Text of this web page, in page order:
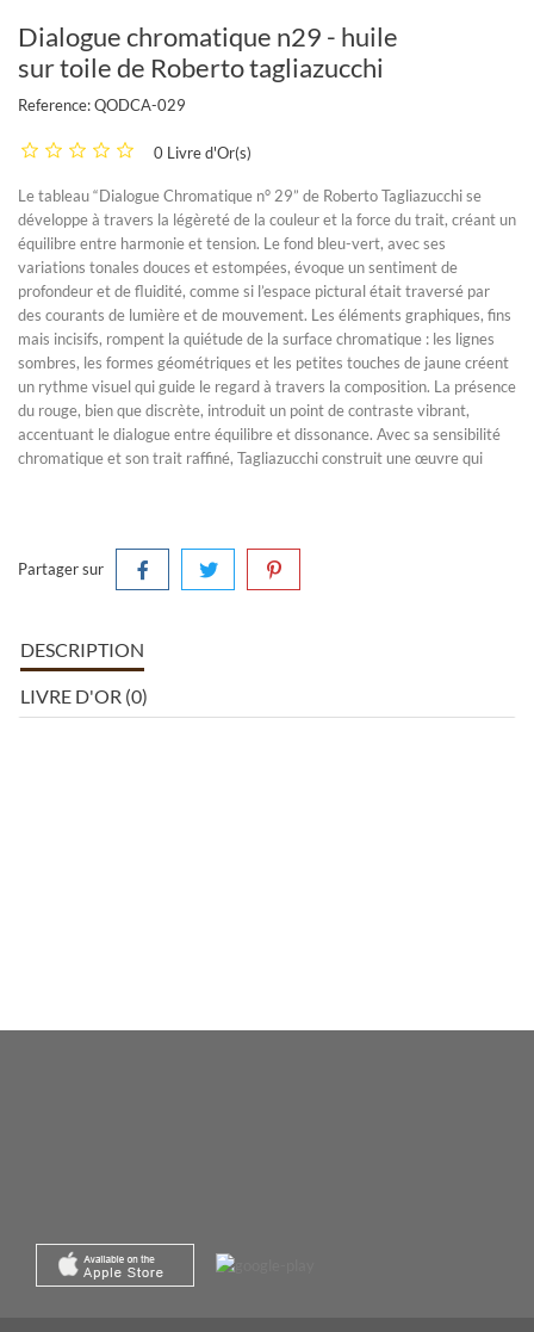
Dialogue chromatique n29 - huile
sur toile de Roberto tagliazucchi
Reference:QODCA-029
0 Livre d'Or(s)
Le tableau “Dialogue Chromatique n° 29” de Roberto Tagliazucchi se
développe à travers la légèreté de la couleur et la force du trait, créant un
équilibre entre harmonie et tension. Le fond bleu-vert, avec ses
variations tonales douces et estompées, évoque un sentiment de
profondeur et de fluidité, comme si l’espace pictural était traversé par
des courants de lumière et de mouvement. Les éléments graphiques, fins
mais incisifs, rompent la quiétude de la surface chromatique : les lignes
sombres, les formes géométriques et les petites touches de jaune créent
un rythme visuel qui guide le regard à travers la composition. La présence
du rouge, bien que discrète, introduit un point de contraste vibrant,
accentuant le dialogue entre équilibre et dissonance. Avec sa sensibilité
chromatique et son trait raffiné, Tagliazucchi construit une œuvre qui
Partager sur
DESCRIPTION
LIVRE D'OR (0)